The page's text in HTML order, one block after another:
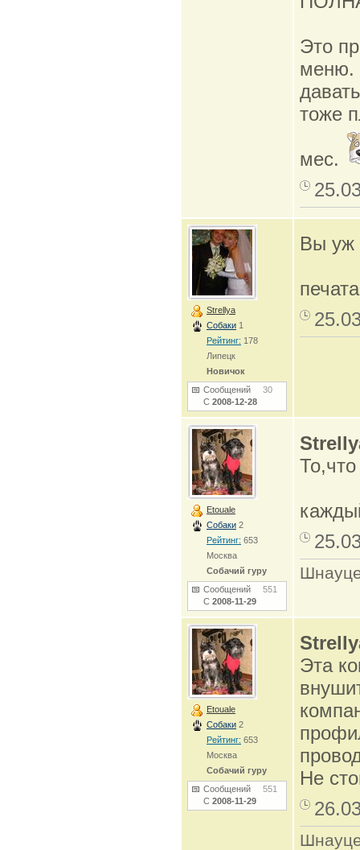
Это
меню.
тоже
мес.
Strellya
Собаки 1
Рейтинг: 178
Липецк
Новичок
Сообщений 30
С 2008-12-28
Вы уж
Etouale
Собаки 2
Рейтинг: 653
Москва
Собачий гуру
Сообщений 551
С 2008-11-29
Etouale
Собаки 2
Рейтинг: 653
Москва
Собачий гуру
Сообщений 551
С 2008-11-29
Эта
Не